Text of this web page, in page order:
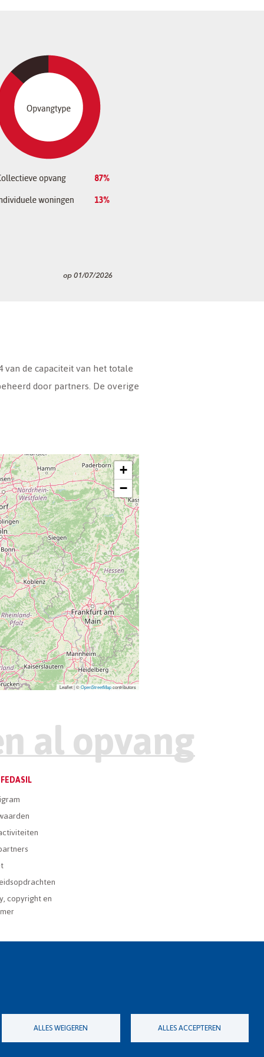
de capaciteit van het totale
door partners. De overige
+
−
Leaflet | ©OpenStreetMapcontributors
copyright en
ALLES WEIGEREN ALLES ACCEPTEREN